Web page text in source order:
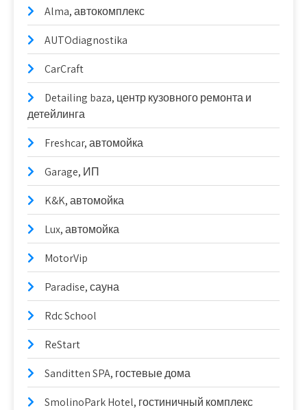
Alma, автокомплекс
AUTOdiagnostika
CarCraft
Detailing baza, центр кузовного ремонта и
детейлинга
Freshcar, автомойка
Garage, ИП
K&K, автомойка
Lux, автомойка
MotorVip
Paradise, сауна
Rdc School
ReStart
Sanditten SPA, гостевые дома
SmolinoPark Hotel, гостиничный комплекс